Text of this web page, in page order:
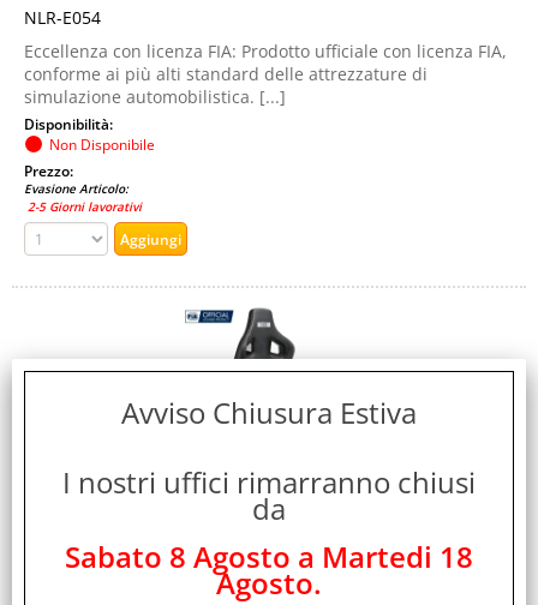
NLR-E054
Eccellenza con licenza FIA: Prodotto ufficiale con licenza FIA,
conforme ai più alti standard delle attrezzature di
simulazione automobilistica. [...]
Disponibilità:
Non Disponibile
Prezzo:
Evasione Articolo:
2-5 Giorni lavorativi
NEXT LEVEL RACING ERS4 ELITE RECLINING SEAT PU
LEATHER & SUEDE EDITION
Cod. art.:
Avviso Chiusura Estiva
I nostri uffici rimarranno chiusi
da
Sabato 8 Agosto a Martedi 18
Agosto.